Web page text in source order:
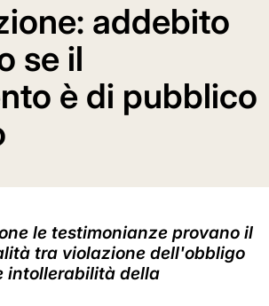
addebito
se il
è di pubblico
le testimonianze provano il
tra violazione dell'obbligo
intollerabilità della